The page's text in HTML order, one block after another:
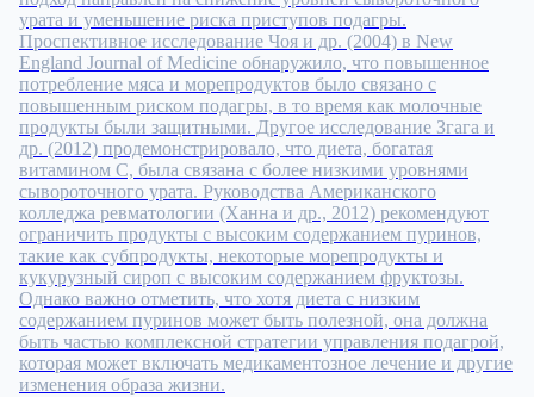
урата и уменьшение риска приступов подагры.
Проспективное исследование Чоя и др. (2004) в New
England Journal of Medicine обнаружило, что повышенное
потребление мяса и морепродуктов было связано с
повышенным риском подагры, в то время как молочные
продукты были защитными. Другое исследование Згага и
др. (2012) продемонстрировало, что диета, богатая
витамином C, была связана с более низкими уровнями
сывороточного урата. Руководства Американского
колледжа ревматологии (Ханна и др., 2012) рекомендуют
ограничить продукты с высоким содержанием пуринов,
такие как субпродукты, некоторые морепродукты и
кукурузный сироп с высоким содержанием фруктозы.
Однако важно отметить, что хотя диета с низким
содержанием пуринов может быть полезной, она должна
быть частью комплексной стратегии управления подагрой,
которая может включать медикаментозное лечение и другие
изменения образа жизни.